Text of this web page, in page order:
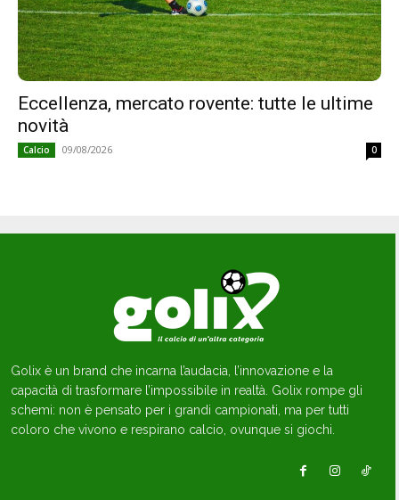
Eccellenza, mercato rovente: tutte le ultime
novità
Calcio 09/08/2026 0
Golix è un brand che incarna l’audacia, l’innovazione e la
capacità di trasformare l’impossibile in realtà. Golix rompe gli
schemi: non è pensato per i grandi campionati, ma per tutti
coloro che vivono e respirano calcio, ovunque si giochi.